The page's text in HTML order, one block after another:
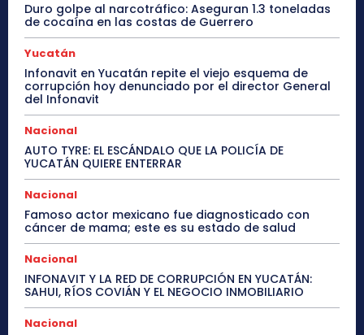
Duro golpe al narcotráfico: Aseguran 1.3 toneladas
de cocaína en las costas de Guerrero
Yucatán
Infonavit en Yucatán repite el viejo esquema de
corrupción hoy denunciado por el director General
del Infonavit
Nacional
AUTO TYRE: EL ESCÁNDALO QUE LA POLICÍA DE
YUCATÁN QUIERE ENTERRAR
Nacional
Famoso actor mexicano fue diagnosticado con
cáncer de mama; este es su estado de salud
Nacional
INFONAVIT Y LA RED DE CORRUPCIÓN EN YUCATÁN:
SAHUI, RÍOS COVIÁN Y EL NEGOCIO INMOBILIARIO
Nacional